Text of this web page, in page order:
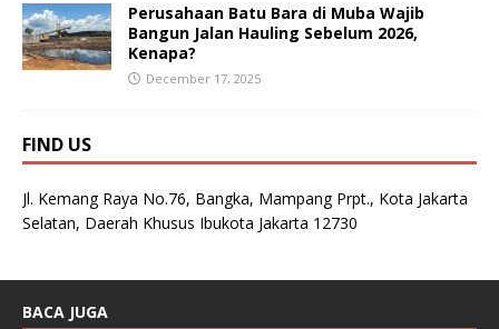
Perusahaan Batu Bara di Muba Wajib
Bangun Jalan Hauling Sebelum 2026,
Kenapa?
December 17, 2025
FIND US
Jl. Kemang Raya No.76, Bangka, Mampang Prpt., Kota Jakarta
Selatan, Daerah Khusus Ibukota Jakarta 12730
BACA JUGA